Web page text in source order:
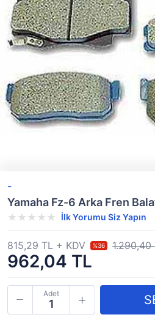
-
Yamaha Fz-6 Arka Fren
İlk Yorumu Siz Yapın
962,04 TL
815,29 TL + KDV %36 1.290,40
Adet